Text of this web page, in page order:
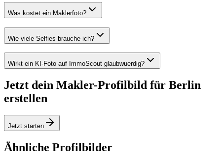
Was kostet ein Maklerfoto?
Wie viele Selfies brauche ich?
Wirkt ein KI-Foto auf ImmoScout glaubwuerdig?
Jetzt dein Makler-Profilbild für Berlin
erstellen
Jetzt starten
Ähnliche Profilbilder